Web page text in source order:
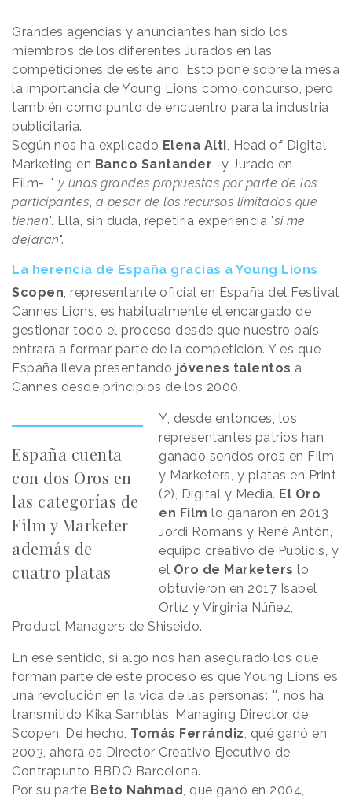
Grandes agencias y anunciantes han sido los
miembros de los diferentes Jurados en las
competiciones de este año. Esto pone sobre la mesa
la importancia de Young Lions como concurso, pero
también como punto de encuentro para la industria
publicitaria.
Según nos ha explicado Elena Alti, Head of Digital
Marketing en Banco Santander -y Jurado en
Film-, " y unas grandes propuestas por parte de los
participantes, a pesar de los recursos limitados que
tienen". Ella, sin duda, repetiría experiencia "si me
dejaran".
La herencia de España gracias a Young Lions
Scopen, representante oficial en España del Festival
Cannes Lions, es habitualmente el encargado de
gestionar todo el proceso desde que nuestro país
entrara a formar parte de la competición. Y es que
España lleva presentando jóvenes talentos a
Cannes desde principios de los 2000.
España cuenta
con dos Oros en
las categorías de
Film y Marketer
además de
cuatro platas
Y, desde entonces, los
representantes patrios han
ganado sendos oros en Film
y Marketers, y platas en Print
(2), Digital y Media. El Oro
en Film lo ganaron en 2013
Jordi Románs y René Antón,
equipo creativo de Publicis, y
el Oro de Marketers lo
obtuvieron en 2017 Isabel
Ortíz y Virginia Núñez,
Product Managers de Shiseido.
En ese sentido, si algo nos han asegurado los que
forman parte de este proceso es que Young Lions es
una revolución en la vida de las personas: "", nos ha
transmitido Kika Samblás, Managing Director de
Scopen. De hecho, Tomás Ferrándiz, qué ganó en
2003, ahora es Director Creativo Ejecutivo de
Contrapunto BBDO Barcelona.
Por su parte Beto Nahmad, que ganó en 2004,